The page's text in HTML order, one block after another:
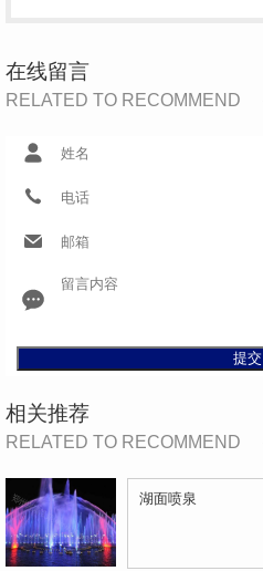
在线留言
RELATED TO RECOMMEND
提交
相关推荐
RELATED TO RECOMMEND
湖面喷泉